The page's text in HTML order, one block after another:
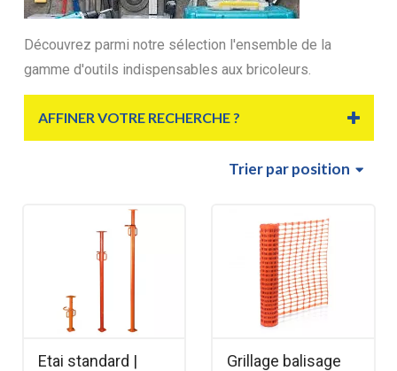
Découvrez parmi notre sélection l'ensemble de la
gamme d'outils indispensables aux bricoleurs.
AFFINER VOTRE RECHERCHE ?
Trierpar position
Etai standard |
Grillage balisage